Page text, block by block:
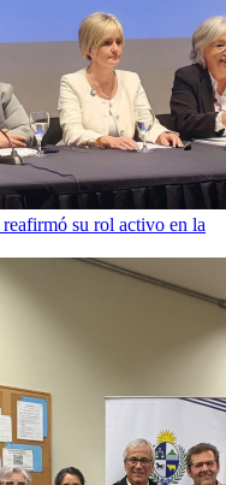
su rol activo en la